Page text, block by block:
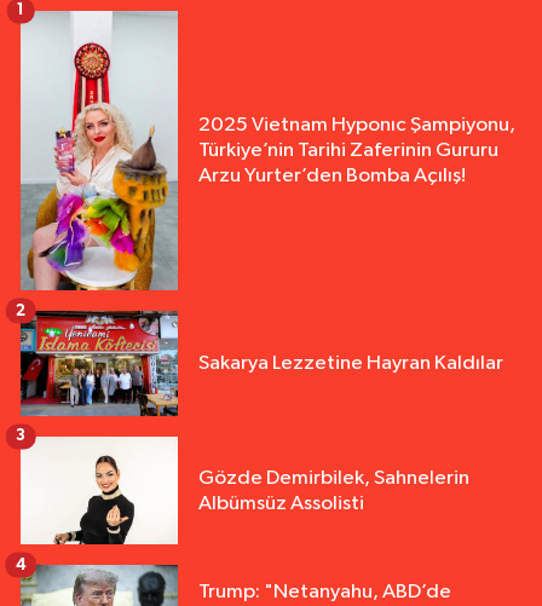
2025 Vietnam Hyponıc Şampiyonu,
Türkiye’nin Tarihi Zaferinin Gururu
Arzu Yurter’den Bomba Açılış!
1
Sakarya Lezzetine Hayran Kaldılar
2
Gözde Demirbilek, Sahnelerin
Albümsüz Assolisti
3
Trump: "Netanyahu, ABD’de
4